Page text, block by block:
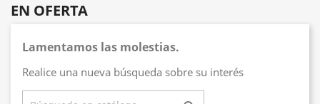
EN OFERTA
Lamentamos las molestias.
Realice una nueva búsqueda sobre su interés